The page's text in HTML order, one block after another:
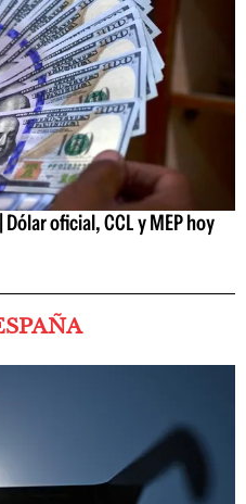
oficial, CCL y MEP hoy